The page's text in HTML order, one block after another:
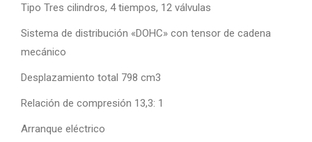
Tipo Tres cilindros, 4 tiempos, 12 válvulas
Sistema de distribución «DOHC» con tensor de cadena
mecánico
Desplazamiento total 798 cm3
Relación de compresión 13,3: 1
Arranque eléctrico